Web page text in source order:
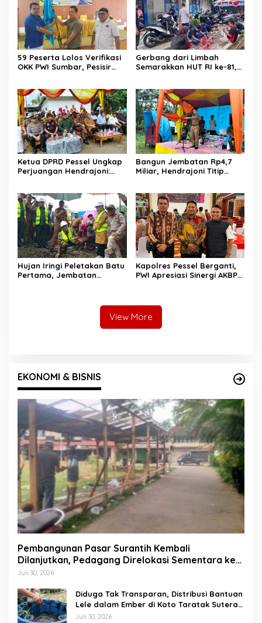
59 Peserta Lolos Verifikasi
OKK PWI Sumbar, Pesisir
Gerbang dari Limbah
Semarakkan HUT RI ke-81,
Lingkungan
Ketua DPRD Pessel Ungkap
Perjuangan Hendrajoni:
Bangun Jembatan Rp4,7
Miliar, Hendrajoni Titip
Sembarangan
Hujan Iringi Peletakan Batu
Pertama, Jembatan
Kapolres Pessel Berganti,
PWI Apresiasi Sinergi AKBP
View More
EKONOMI & BISNIS
Pembangunan Pasar Surantih Kembali
Dilanjutkan, Pedagang Direlokasi Sementara ke
Lapangan Gadih Basanai
Juli 30, 2026
Diduga Tak Transparan, Distribusi Bantuan
Lele dalam Ember di Koto Taratak Sutera
Tuai Sorotan Warga
Juli 30, 2026